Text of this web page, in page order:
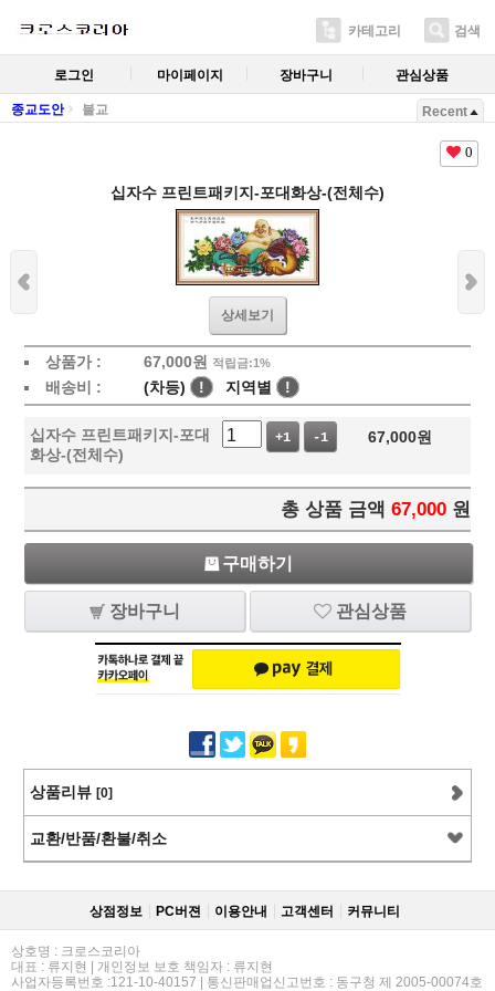
카테고리 검색
로그인 마이페이지 장바구니 관심상품
종교도안 불교 Recent
0
십자수 프린트패키지-포대화상-(전체수)
상세보기
상품가 : 67,000원 적립금:1%
배송비 : (차등) ! 지역별 !
십자수 프린트패키지-포대
화상-(전체수)
+1 -1 67,000원
총 상품 금액 67,000 원
구매하기
장바구니 관심상품
상품리뷰 [0]
교환/반품/환불/취소
상점정보 PC버젼 이용안내 고객센터 커뮤니티
상호명 : 크로스코리아
대표 : 류지현 | 개인정보 보호 책임자 : 류지현
사업자등록번호 :121-10-40157 | 통신판매업신고번호 : 동구청 제 2005-00074호